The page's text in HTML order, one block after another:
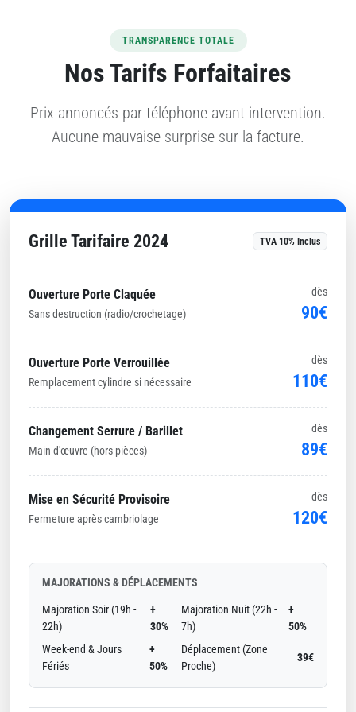
TRANSPARENCE TOTALE
Nos Tarifs Forfaitaires
Prix annoncés par téléphone avant intervention.
Aucune mauvaise surprise sur la facture.
Grille Tarifaire 2024 TVA 10% Inclus
Ouverture Porte Claquée
Sans destruction (radio/crochetage)
dès
90€
Ouverture Porte Verrouillée
Remplacement cylindre si nécessaire
dès
110€
Changement Serrure / Barillet
Main d'œuvre (hors pièces)
dès
89€
Mise en Sécurité Provisoire
Fermeture après cambriolage
dès
120€
MAJORATIONS & DÉPLACEMENTS
Majoration Soir (19h -
22h)
+
30%
Majoration Nuit (22h -
7h)
+
50%
Week-end & Jours
Fériés
+
50%
Déplacement (Zone
Proche)
39€